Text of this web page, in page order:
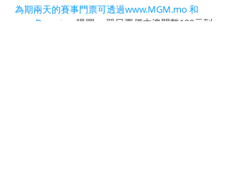
為期兩天的賽事門票可透過www.MGM.mo 和
www.Damai.cn
購買。 單日票價由澳門幣180元到